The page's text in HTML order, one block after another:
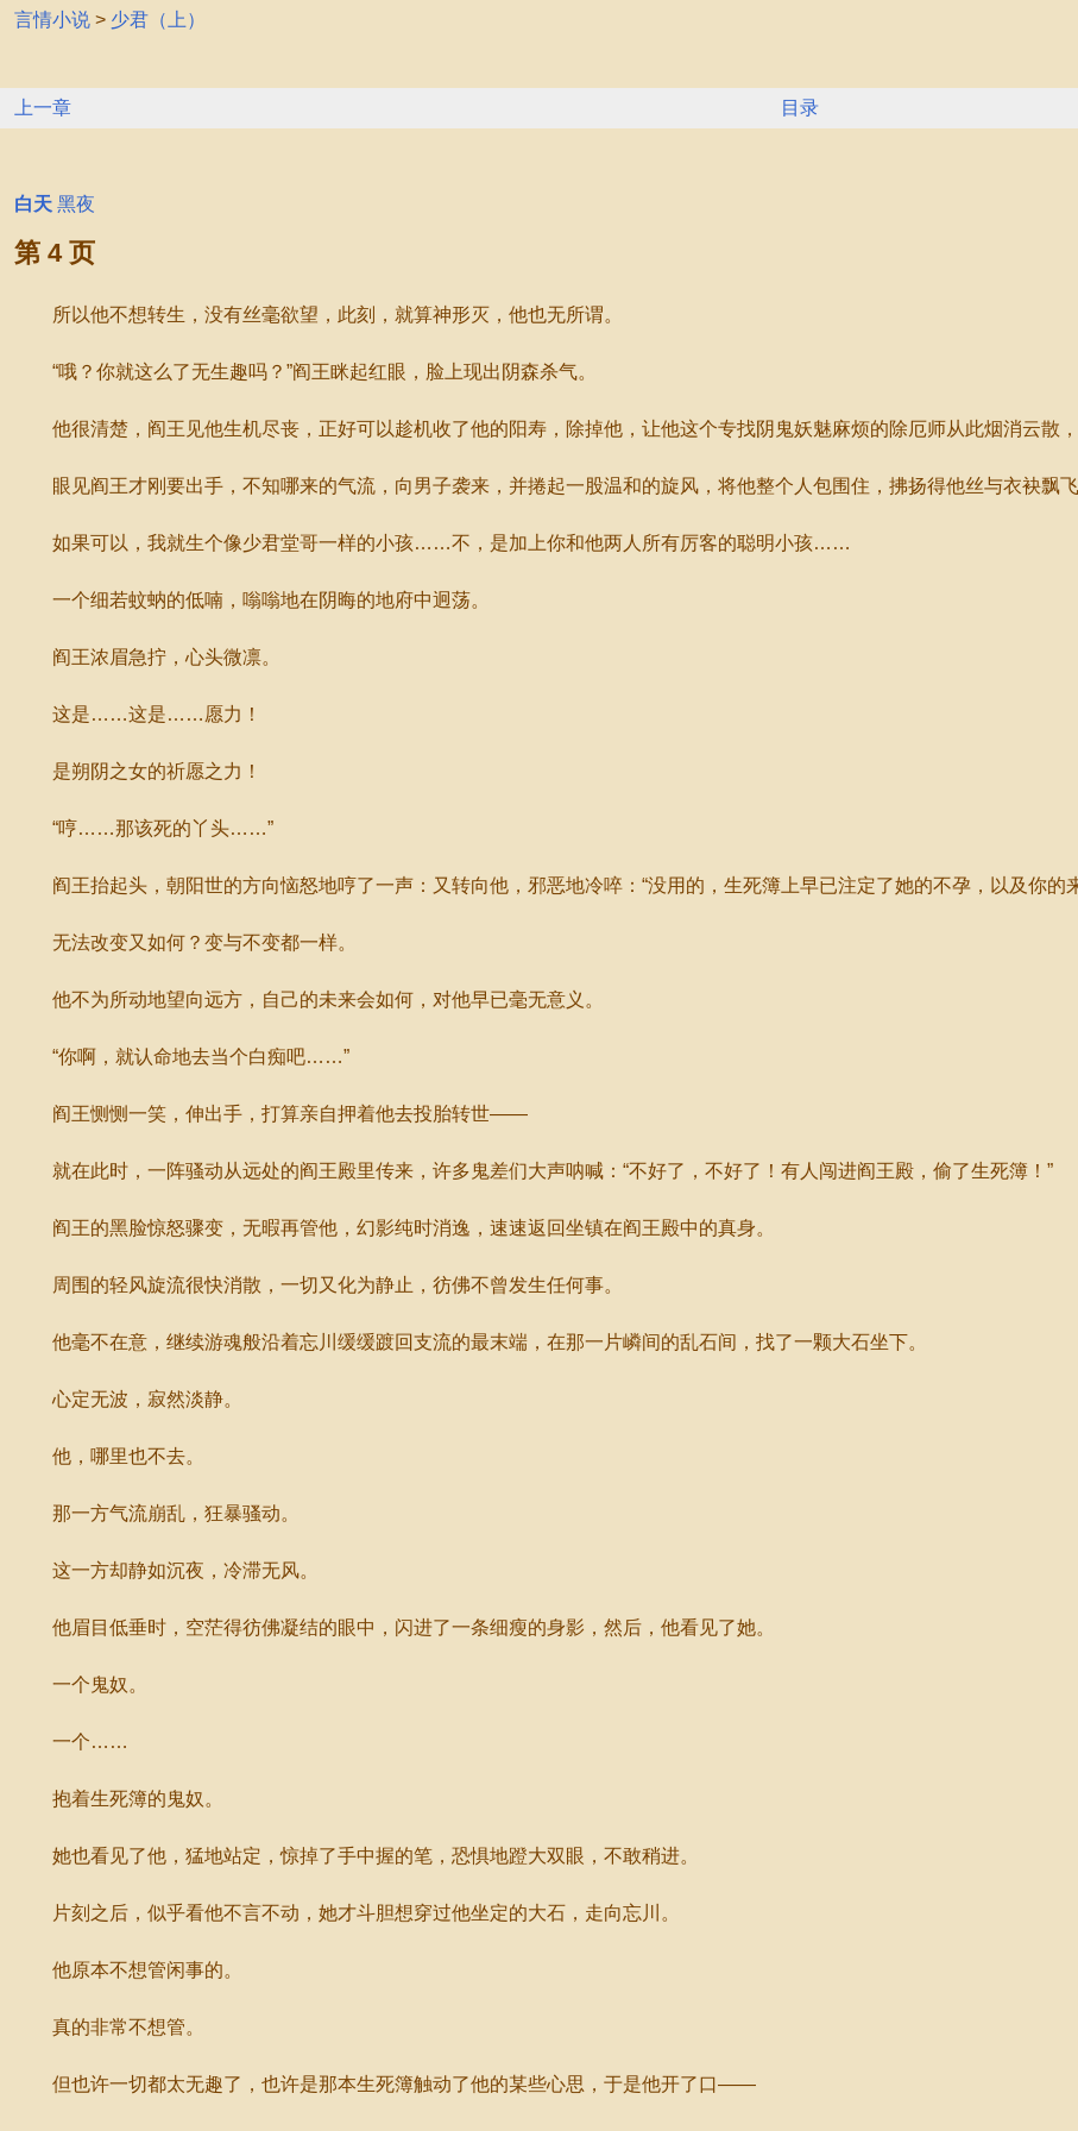
言情小说 > 少君（上）
上一章 目录
白天 黑夜
第 4 页
所以他不想转生，没有丝毫欲望，此刻，就算神形灭，他也无所谓。
“哦？你就这么了无生趣吗？”阎王眯起红眼，脸上现出阴森杀气。
他很清楚，阎王见他生机尽丧，正好可以趁机收了他的阳寿，除掉他，让他这个专找阴鬼妖魅麻烦的除厄师从此烟消云散
眼见阎王才刚要出手，不知哪来的气流，向男子袭来，并捲起一股温和的旋风，将他整个人包围住，拂扬得他丝与衣袂飘飞
如果可以，我就生个像少君堂哥一样的小孩……不，是加上你和他两人所有厉客的聪明小孩……
一个细若蚊蚋的低喃，嗡嗡地在阴晦的地府中迥荡。
阎王浓眉急拧，心头微凛。
这是……这是……愿力！
是朔阴之女的祈愿之力！
“哼……那该死的丫头……”
阎王抬起头，朝阳世的方向恼怒地哼了一声：又转向他，邪恶地冷啐：“没用的，生死簿上早已注定了她的不孕，以及你的
无法改变又如何？变与不变都一样。
他不为所动地望向远方，自己的未来会如何，对他早已毫无意义。
“你啊，就认命地去当个白痴吧……”
阎王恻恻一笑，伸出手，打算亲自押着他去投胎转世——
就在此时，一阵骚动从远处的阎王殿里传来，许多鬼差们大声呐喊：“不好了，不好了！有人闯进阎王殿，偷了生死簿！”
阎王的黑脸惊怒骤变，无暇再管他，幻影纯时消逸，速速返回坐镇在阎王殿中的真身。
周围的轻风旋流很快消散，一切又化为静止，彷佛不曾发生任何事。
他毫不在意，继续游魂般沿着忘川缓缓踱回支流的最末端，在那一片嶙间的乱石间，找了一颗大石坐下。
心定无波，寂然淡静。
他，哪里也不去。
那一方气流崩乱，狂暴骚动。
这一方却静如沉夜，冷滞无风。
他眉目低垂时，空茫得彷佛凝结的眼中，闪进了一条细瘦的身影，然后，他看见了她。
一个鬼奴。
一个……
抱着生死簿的鬼奴。
她也看见了他，猛地站定，惊掉了手中握的笔，恐惧地蹬大双眼，不敢稍进。
片刻之后，似乎看他不言不动，她才斗胆想穿过他坐定的大石，走向忘川。
他原本不想管闲事的。
真的非常不想管。
但也许一切都太无趣了，也许是那本生死簿触动了他的某些心思，于是他开了口——